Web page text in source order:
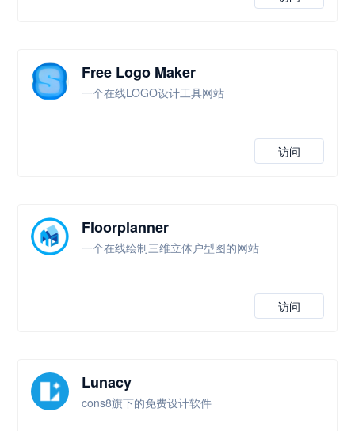
Free Logo Maker
一个在线LOGO设计工具网站
访问
Floorplanner
一个在线绘制三维立体户型图的网站
访问
Lunacy
cons8旗下的免费设计软件